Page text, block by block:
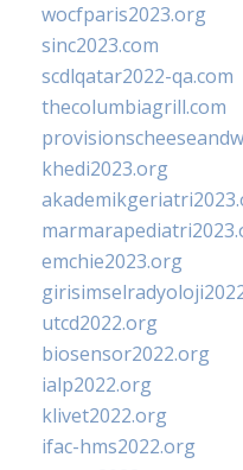
wocfparis2023.org
sinc2023.com
scdlqatar2022-qa.com
thecolumbiagrill.com
khedi2023.org
emchie2023.org
utcd2022.org
biosensor2022.org
ialp2022.org
klivet2022.org
ifac-hms2022.org